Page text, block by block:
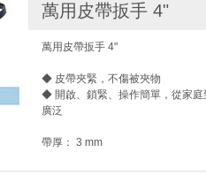
萬用皮帶扳手 4"
萬用皮帶扳手 4"
◆ 皮帶夾緊，不傷被夾物
◆ 開啟、鎖緊、操作簡單，從家庭
廣泛
帶厚： 3 mm
帶寬： 12 mm